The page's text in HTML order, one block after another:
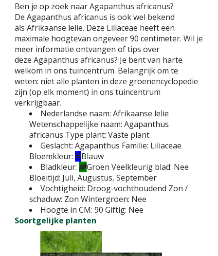
Ben je op zoek naar Agapanthus africanus?
De Agapanthus africanus is ook wel bekend
als Afrikaanse lelie. Deze Liliaceae heeft een
maximale hoogtevan ongeveer 90 centimeter. Wil je
meer informatie ontvangen of tips over
deze Agapanthus africanus? Je bent van harte
welkom in ons tuincentrum. Belangrijk om te
weten: niet alle planten in deze groenencyclopedie
zijn (op elk moment) in ons tuincentrum
verkrijgbaar.
Nederlandse naam: Afrikaanse lelie
Wetenschappelijke naam: Agapanthus
africanus Type plant: Vaste plant
Geslacht: Agapanthus Familie: Liliaceae
Bloemkleur:
Blauw
Bladkleur:
Groen Veelkleurig blad: Nee
Bloeitijd: Juli, Augustus, September
Vochtigheid: Droog-vochthoudend Zon /
schaduw: Zon Wintergroen: Nee
Hoogte in CM: 90 Giftig: Nee
Soortgelijke planten